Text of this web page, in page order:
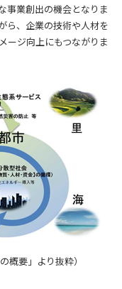
事業創出の機会となりま
ら、企業の技術や人材を
ージ向上にもつながりま
概要」より抜粋）